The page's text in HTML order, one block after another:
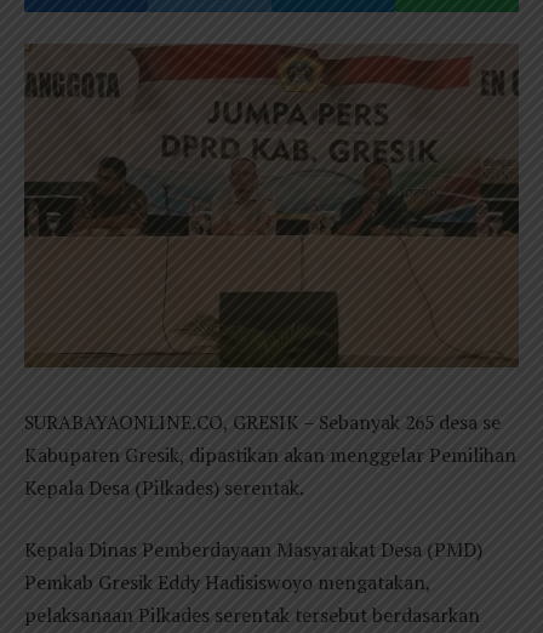
SURABAYAONLINE.CO, GRESIK – Sebanyak 265 desa se
Kabupaten Gresik, dipastikan akan menggelar Pemilihan
Kepala Desa (Pilkades) serentak.
Kepala Dinas Pemberdayaan Masyarakat Desa (PMD)
Pemkab Gresik Eddy Hadisiswoyo mengatakan,
pelaksanaan Pilkades serentak tersebut berdasarkan